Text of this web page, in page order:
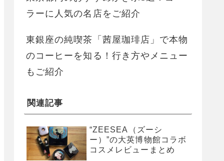
ラーに人気の名店をご紹介
東銀座の純喫茶「茜屋珈琲店」で本物
のコーヒーを知る！行き方やメニュー
もご紹介
関連記事
“ZEESEA（ズーシ
ー）”の大英博物館コラボ
コスメレビューまとめ